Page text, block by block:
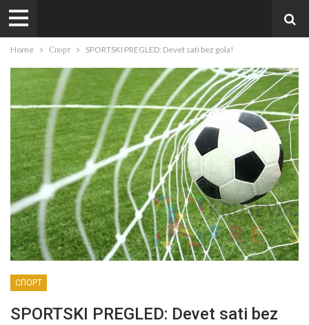
Home Спорт SPORTSKI PREGLED: Devet sati bez gola!
СПОРТ
SPORTSKI PREGLED: Devet sati bez